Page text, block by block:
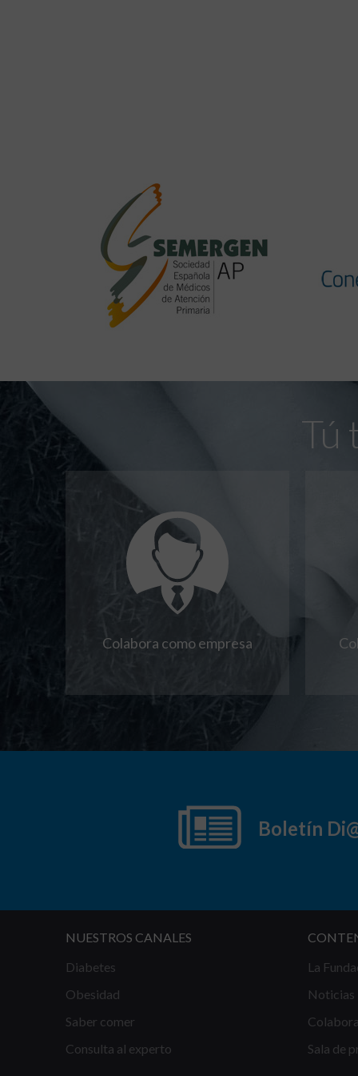
Tú
Colabora como empresa
Boletín
NUESTROS CANALES
Diabetes
Obesidad
Saber comer
Consulta al experto
La
Noticias
Sala de